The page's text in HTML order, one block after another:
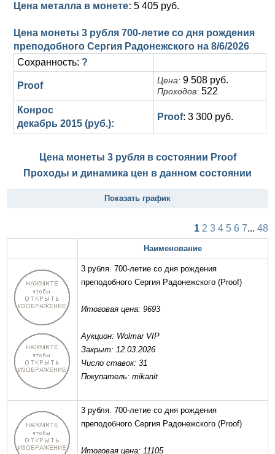
Цена металла в монете: 5 405 руб.
Цена монеты 3 рубля 700-летие со дня рождения
преподобного Сергия Радонежского на 8/6/2026
Сохранность: ?
Proof Цена: 9 508 руб.
Проходов: 522
Конрос
декабрь 2015 (руб.):
Proof: 3 300 руб.
Цена монеты 3 рубля в состоянии Proof
Проходы и динамика цен в данном состоянии
Показать график
1 2 3 4 5 6 7... 48
Наименование
3 рубля. 700-летие со дня рождения
преподобного Сергия Радонежского (Proof)
Итоговая цена: 9693
Аукцион: Wolmar VIP
Закрыт: 12.03.2026
Число ставок: 31
Покупатель: mikanit
3 рубля. 700-летие со дня рождения
преподобного Сергия Радонежского (Proof)
Итоговая цена: 11105